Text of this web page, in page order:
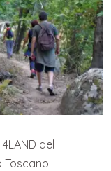
del
Toscano: